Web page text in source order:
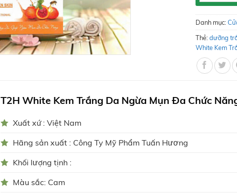
Danh mục:
Thẻ:dưỡng
White Kem
T2H White Kem Trắng Da Ngừa Mụn Đa Chức
Xuất xứ : Việt Nam
Hãng sản xuất : Công Ty Mỹ Phẩm Tuấn Hương
Khối lượng tịnh :
Màu sắc: Cam